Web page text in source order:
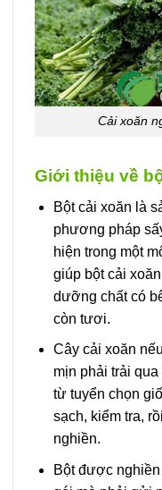
Cải xoăn
Giới thiệu về
Bột cải xoăn là
phương pháp
hiện trong một
giúp bột cải
dưỡng chất có
còn tươi.
Cây cải xoăn
mịn phải trải
từ tuyển chọn
sạch, kiểm tra,
nghiền.
Bột được